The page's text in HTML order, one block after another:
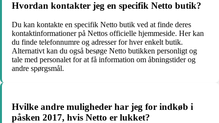
Hvordan kontakter jeg en specifik Netto butik?
Du kan kontakte en specifik Netto butik ved at finde deres
kontaktinformationer på Nettos officielle hjemmeside. Her kan
du finde telefonnumre og adresser for hver enkelt butik.
Alternativt kan du også besøge Netto butikken personligt og
tale med personalet for at få information om åbningstider og
andre spørgsmål.
Hvilke andre muligheder har jeg for indkøb i
påsken 2017, hvis Netto er lukket?